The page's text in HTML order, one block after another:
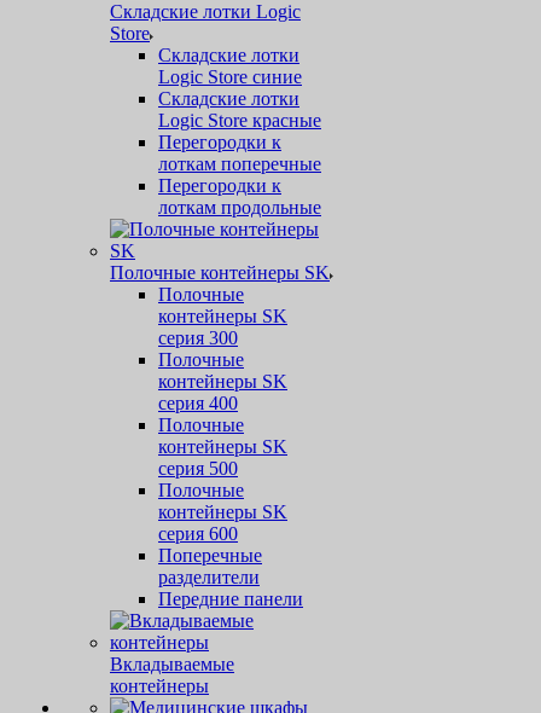
Складские лотки Logic
Store
Складские лотки
Logic Store синие
Складские лотки
Logic Store красные
Перегородки к
лоткам поперечные
Перегородки к
лоткам продольные
Полочные контейнеры SK
Полочные
контейнеры SK
серия 300
Полочные
контейнеры SK
серия 400
Полочные
контейнеры SK
серия 500
Полочные
контейнеры SK
серия 600
Поперечные
разделители
Передние панели
Вкладываемые
контейнеры